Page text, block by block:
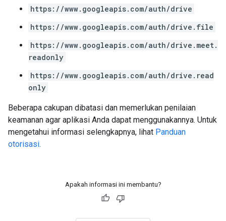
https://www.googleapis.com/auth/drive
https://www.googleapis.com/auth/drive.file
https://www.googleapis.com/auth/drive.meet.
readonly
https://www.googleapis.com/auth/drive.read
only
Beberapa cakupan dibatasi dan memerlukan penilaian
keamanan agar aplikasi Anda dapat menggunakannya. Untuk
mengetahui informasi selengkapnya, lihat Panduan
otorisasi.
Apakah informasi ini membantu?